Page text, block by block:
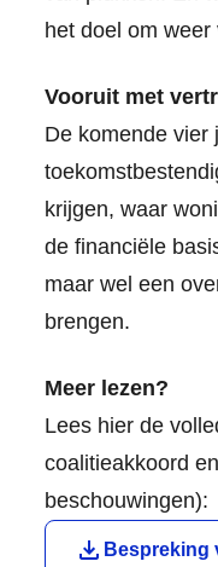
het doel om
Vooruit met
De komende vier
krijgen, waar
de financiële
maar wel een
brengen.
Meer lezen?
Lees hier de
coalitieakkoord
beschouwingen):
Download
Bespreking